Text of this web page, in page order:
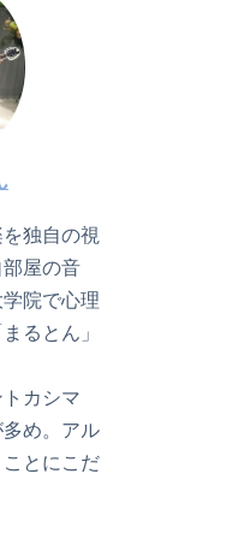
独自の視
屋の音
院で心理
るとん」
カシマ
め。アル
とにこだ